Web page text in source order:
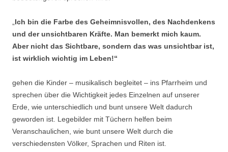
Ich bin die Farbe des Geheimnisvollen, des Nachdenkens
und der unsichtbaren Kräfte. Man bemerkt mich kaum.
Aber nicht das Sichtbare, sondern das was unsichtbar ist,
ist wirklich wichtig im Leben!“
gehen die Kinder – musikalisch begleitet – ins Pfarrheim und
sprechen über die Wichtigkeit jedes Einzelnen auf unserer
Erde, wie unterschiedlich und bunt unsere Welt dadurch
geworden ist. Legebilder mit Tüchern helfen beim
Veranschaulichen, wie bunt unsere Welt durch die
verschiedensten Völker, Sprachen und Riten ist.